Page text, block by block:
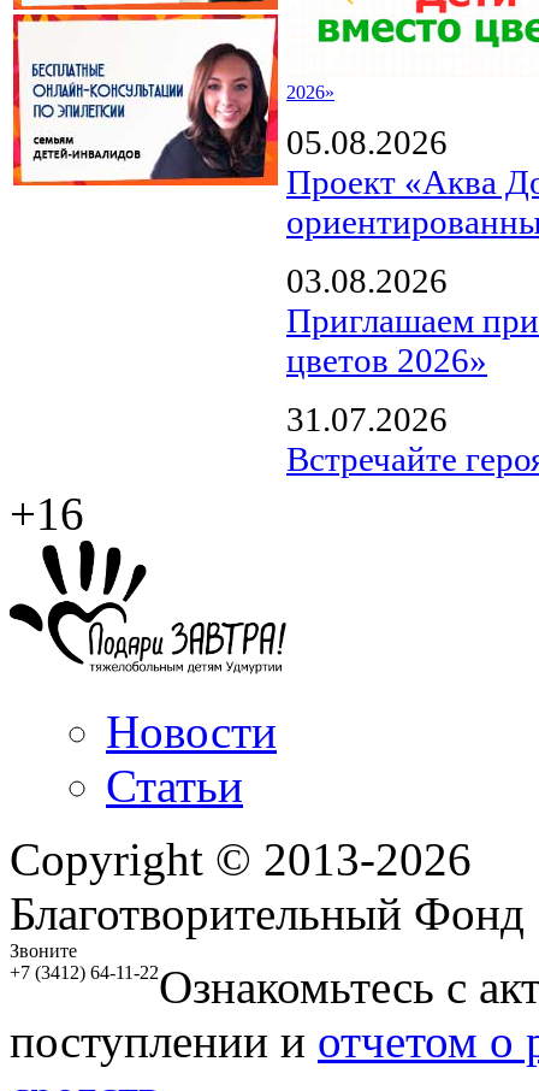
2026»
05.08.2026
Проект «Аква
03.08.2026
Приглашаем
цветов 2026»
31.07.2026
Встречайте
+16
Новости
Статьи
Copyright © 2013-2026
Благотворительный
Звоните
+7 (3412) 64-11-22Ознакомьтесь с
поступлении и отчетом о